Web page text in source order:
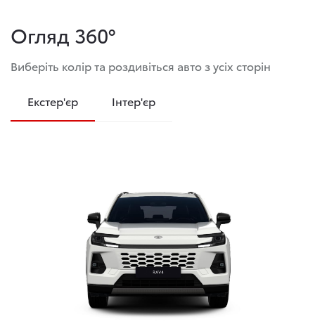
Огляд 360°
Виберіть колір та роздивіться авто з усіх сторін
Екстер'єр Інтер'єр